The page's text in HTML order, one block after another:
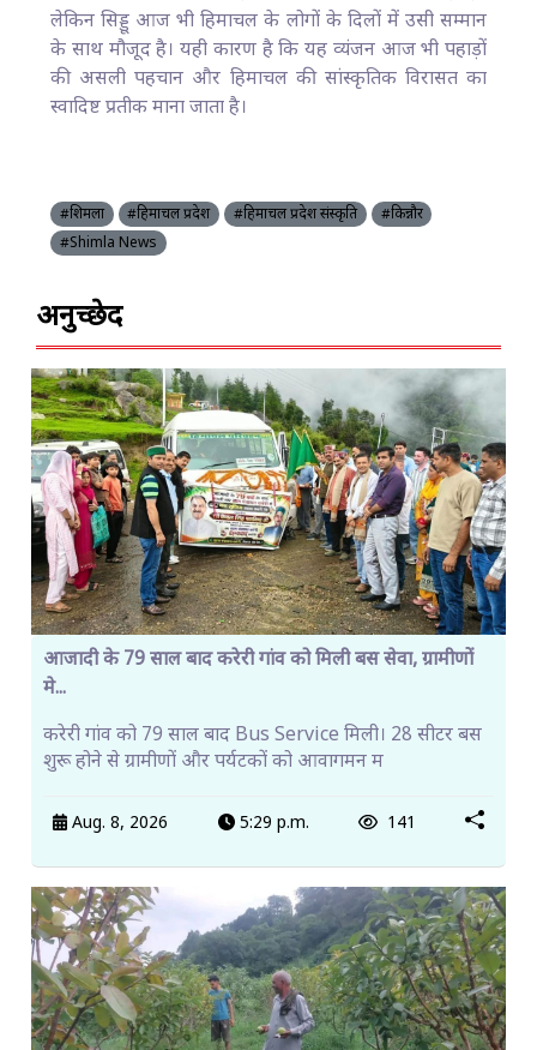
लेकिन सिड्डू आज भी हिमाचल के लोगों के दिलों में उसी सम्मान
के साथ मौजूद है। यही कारण है कि यह व्यंजन आज भी पहाड़ों
की असली पहचान और हिमाचल की सांस्कृतिक विरासत का
स्वादिष्ट प्रतीक माना जाता है।
#शिमला #हिमाचल प्रदेश #हिमाचल प्रदेश संस्कृति
#किन्नौर
#Shimla News
अनुच्छेद
आजादी के 79 साल बाद करेरी गांव को मिली बस सेवा, ग्रामीणों
मे...
करेरी गांव को 79 साल बाद Bus Service मिली। 28 सीटर बस
शुरू होने से ग्रामीणों और पर्यटकों को आवागमन म
Aug. 8, 2026 5:29 p.m. 141